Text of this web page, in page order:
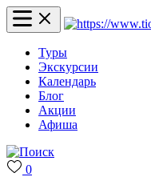
Туры
Экскурсии
Календарь
Блог
Акции
Афиша
0